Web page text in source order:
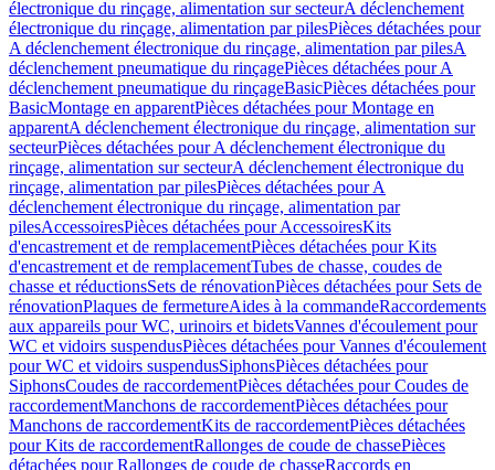
électronique du rinçage, alimentation sur secteurA déclenchement
électronique du rinçage, alimentation par pilesPièces détachées pour
A déclenchement électronique du rinçage, alimentation par pilesA
déclenchement pneumatique du rinçagePièces détachées pour A
déclenchement pneumatique du rinçageBasicPièces détachées pour
BasicMontage en apparentPièces détachées pour Montage en
apparentA déclenchement électronique du rinçage, alimentation sur
secteurPièces détachées pour A déclenchement électronique du
rinçage, alimentation sur secteurA déclenchement électronique du
rinçage, alimentation par pilesPièces détachées pour A
déclenchement électronique du rinçage, alimentation par
pilesAccessoiresPièces détachées pour AccessoiresKits
d'encastrement et de remplacementPièces détachées pour Kits
d'encastrement et de remplacementTubes de chasse, coudes de
chasse et réductionsSets de rénovationPièces détachées pour Sets de
rénovationPlaques de fermetureAides à la commandeRaccordements
aux appareils pour WC, urinoirs et bidetsVannes d'écoulement pour
WC et vidoirs suspendusPièces détachées pour Vannes d'écoulement
pour WC et vidoirs suspendusSiphonsPièces détachées pour
SiphonsCoudes de raccordementPièces détachées pour Coudes de
raccordementManchons de raccordementPièces détachées pour
Manchons de raccordementKits de raccordementPièces détachées
pour Kits de raccordementRallonges de coude de chassePièces
détachées pour Rallonges de coude de chasseRaccords en